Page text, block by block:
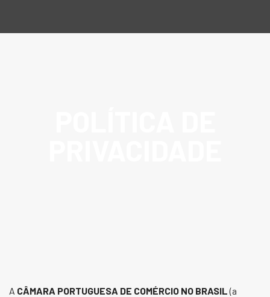
A CÂMARA PORTUGUESA DE COMÉRCIO NO BRASIL(a